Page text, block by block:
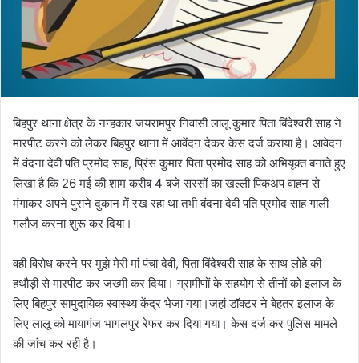
बिहपुर थाना क्षेत्र के नन्हकार जयरामपुर निवासी लालू कुमार पिता बिंदेश्वरी साह ने
मारपीट करने को लेकर बिहपुर थाना में आवेंदन देकर केस दर्ज कराया है। आवेदन
में वंदना देवी पति प्रमोद साह, प्रिंस कुमार पिता प्रमोद साह को अभियूक्त बनाते हुए
लिखा है कि 26 मई की शाम करीब 4 बजे सरसों का खल्ली पिकअप वाहन से
मंगाकर अपने पुराने दुकान में रख रहा था तभी बंदना देवी पति प्रमोद साह गाली
गलौज करना शुरू कर दिया।
वही विरोध करने पर मुझे मेरी मां पंचा देवी, पिता बिंदेश्वरी साह के साथ लोहे की
हथौड़ी से मारपीट कर जख्मी कर दिया। ग्रामीणों के सहयोग से तीनों को इलाज के
लिए बिहपुर सामुदायिक स्वास्थ्य केंद्र भेजा गया।जहां डॉक्टर ने बेहतर इलाज के
लिए लालू को मायागंज भागलपुर रेफर कर दिया गया। केस दर्ज कर पुलिस मामले
की जांच कर रही है।